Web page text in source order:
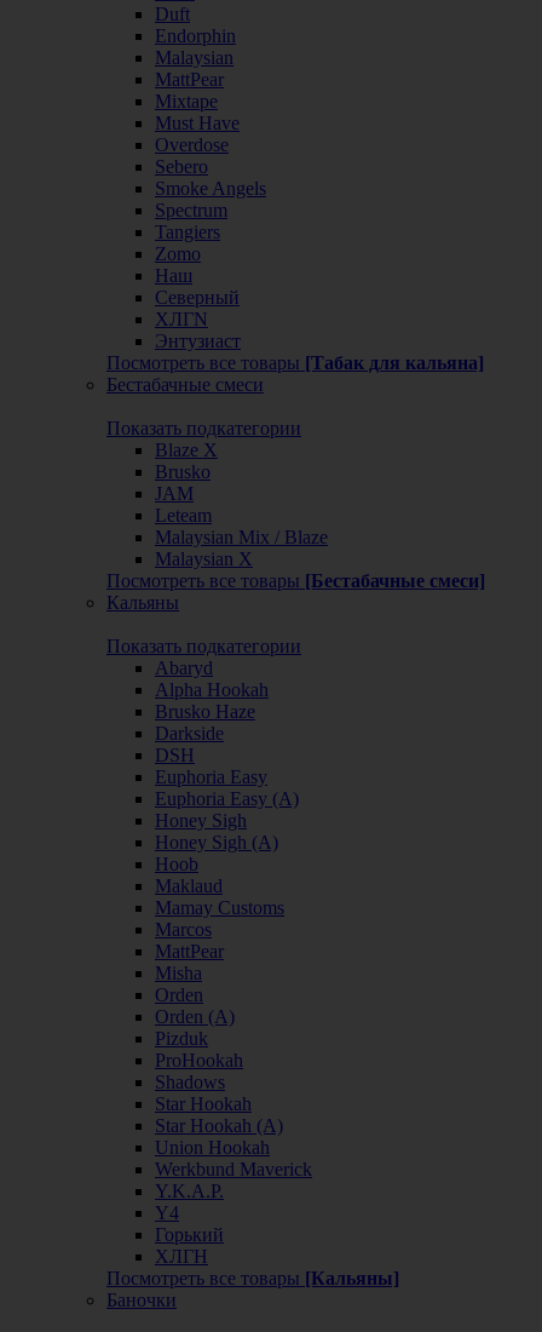
Duft
Endorphin
Malaysian
MattPear
Mixtape
Must Have
Overdose
Sebero
Smoke Angels
Spectrum
Tangiers
Zomo
Наш
Северный
ХЛГN
Энтузиаст
Посмотреть все товары [Табак для кальяна]
Бестабачные смеси
Показать подкатегории
Blaze X
Brusko
JAM
Leteam
Malaysian Mix / Blaze
Malaysian X
Посмотреть все товары [Бестабачные смеси]
Кальяны
Показать подкатегории
Abaryd
Alpha Hookah
Brusko Haze
Darkside
DSH
Euphoria Easy
Euphoria Easy (А)
Honey Sigh
Honey Sigh (А)
Hoob
Maklaud
Mamay Customs
Marcos
MattPear
Misha
Orden
Orden (А)
Pizduk
ProHookah
Shadows
Star Hookah
Star Hookah (А)
Union Hookah
Werkbund Maverick
Y.K.A.P.
Y4
Горький
ХЛГН
Посмотреть все товары [Кальяны]
Баночки